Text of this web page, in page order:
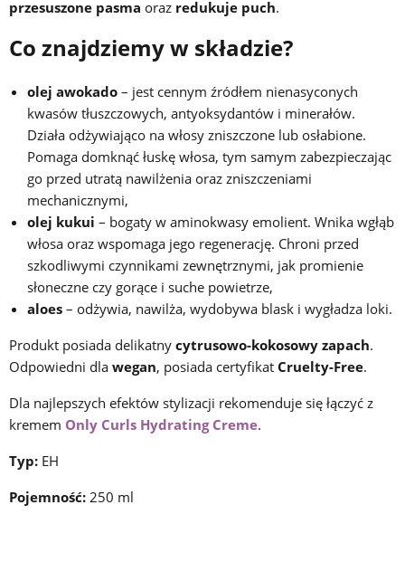
przesuszone pasma oraz redukuje puch.
Co znajdziemy w składzie?
olej awokado – jest cennym źródłem nienasyconych
kwasów tłuszczowych, antyoksydantów i minerałów.
Działa odżywiająco na włosy zniszczone lub osłabione.
Pomaga domknąć łuskę włosa, tym samym zabezpieczając
go przed utratą nawilżenia oraz zniszczeniami
mechanicznymi,
olej kukui – bogaty w aminokwasy emolient. Wnika wgłąb
włosa oraz wspomaga jego regenerację. Chroni przed
szkodliwymi czynnikami zewnętrznymi, jak promienie
słoneczne czy gorące i suche powietrze,
aloes – odżywia, nawilża, wydobywa blask i wygładza loki.
Produkt posiada delikatny cytrusowo-kokosowy zapach.
Odpowiedni dla wegan, posiada certyfikat Cruelty-Free.
Dla najlepszych efektów stylizacji rekomenduje się łączyć z
kremem Only Curls Hydrating Creme.
Typ: EH
Pojemność: 250 ml